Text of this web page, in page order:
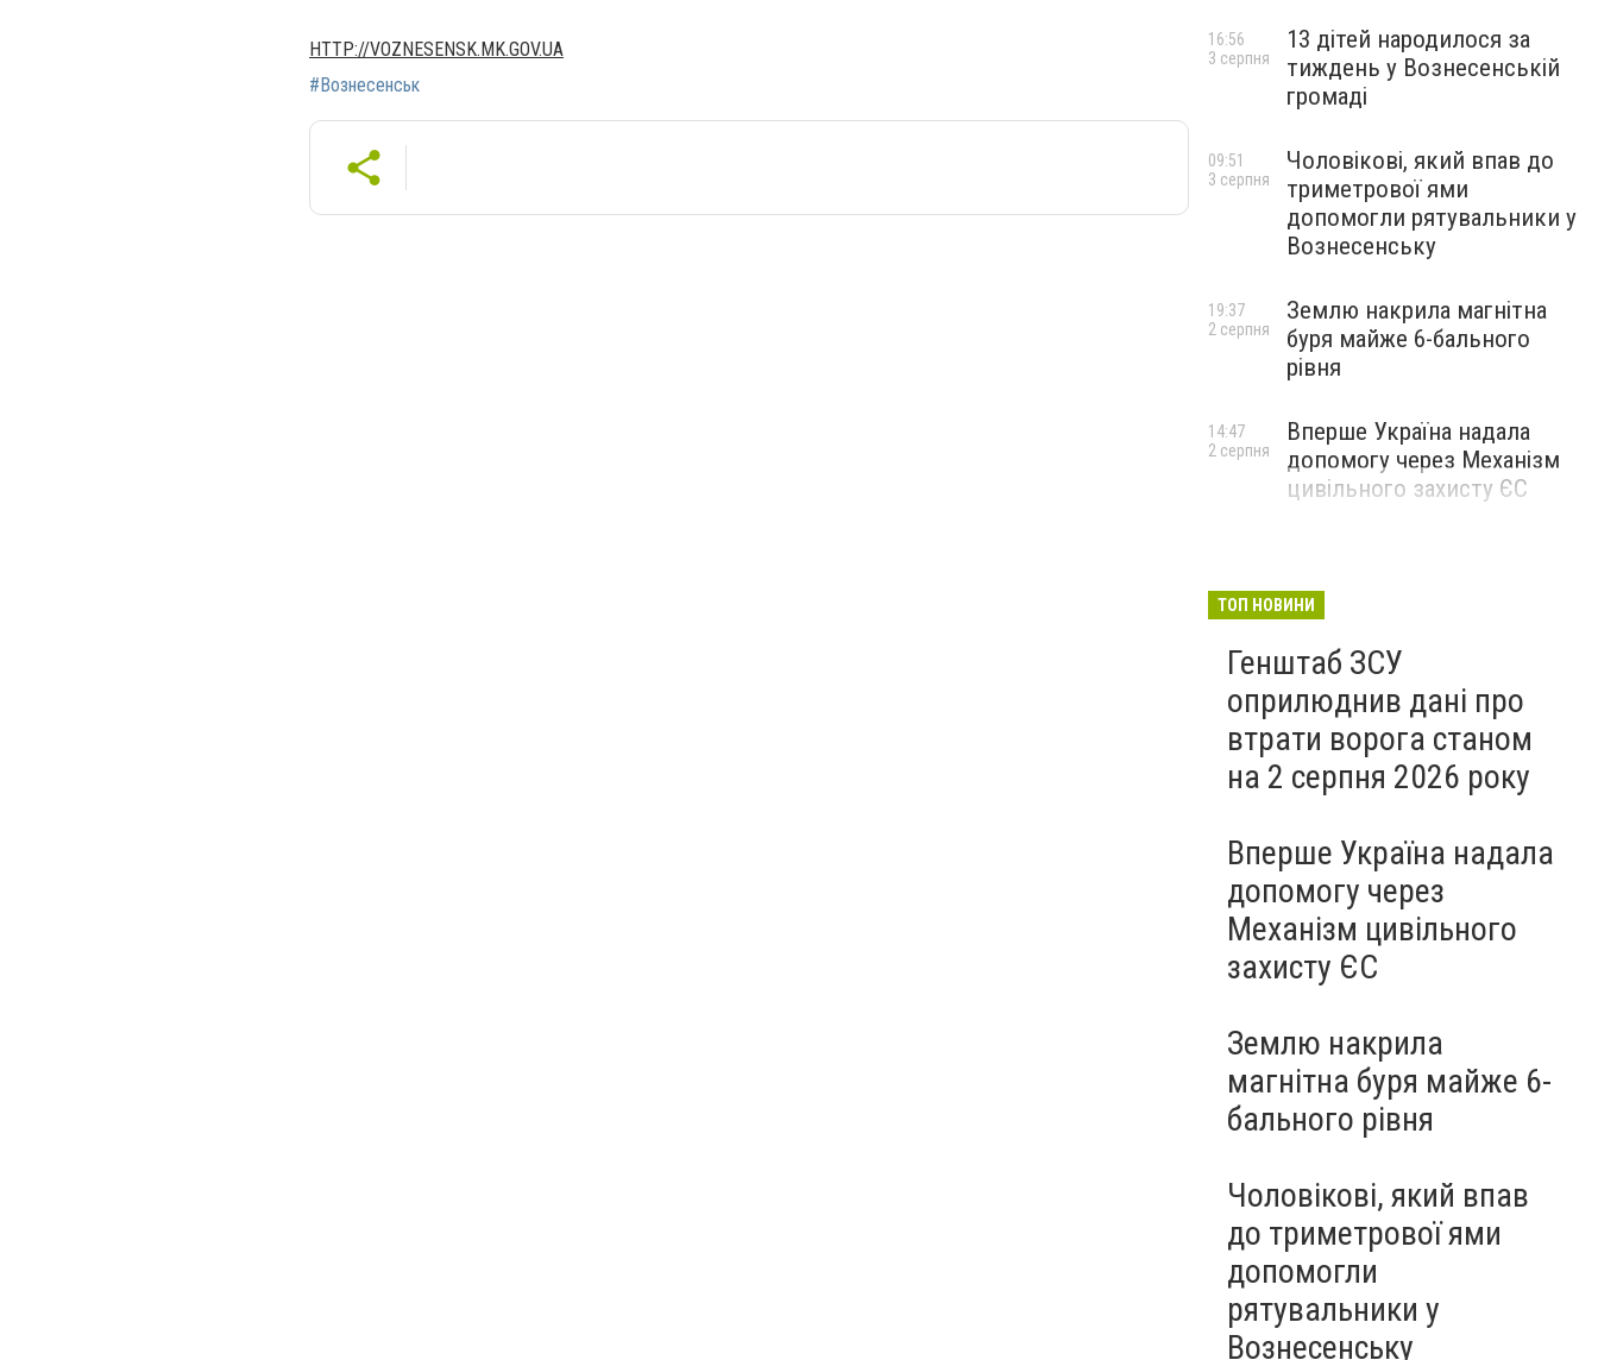
HTTP://VOZNESENSK.MK.GOV.UA
#Вознесенськ
13 дітей народилося за
тиждень у Вознесенській
громаді
16:56
3 серпня
Чоловікові, який впав до
триметрової ями
допомогли рятувальники у
Вознесенську
09:51
3 серпня
Землю накрила магнітна
буря майже 6-бального
рівня
19:37
2 серпня
Вперше Україна надала
допомогу через Механізм
цивільного захисту ЄС
14:47
2 серпня
ТОП НОВИНИ
Генштаб ЗСУ
оприлюднив дані про
втрати ворога станом
на 2 серпня 2026 року
Вперше Україна надала
допомогу через
Механізм цивільного
захисту ЄС
Землю накрила
магнітна буря майже 6-
бального рівня
Чоловікові, який впав
до триметрової ями
допомогли
рятувальники у
Вознесенську